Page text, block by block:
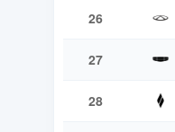
26
27
28